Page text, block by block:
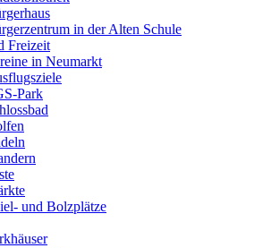
in der Alten Schule
Freizeit
in Neumarkt
Park
und Bolzplätze